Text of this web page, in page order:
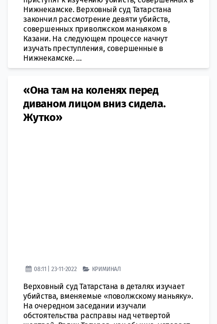
Нижнекамске. Верховный суд Татарстана
закончил рассмотрение девяти убийств,
совершенных приволжском маньяком в
Казани. На следующем процессе начнут
изучать преступления, совершенные в
Нижнекамске. ...
«Она там на коленях перед
диваном лицом вниз сидела.
Жутко»
08:11 | 23-11-2022 КРИМИНАЛ
Верховный суд Татарстана в деталях изучает
убийства, вменяемые «поволжскому маньяку».
На очередном заседании изучали
обстоятельства расправы над четвертой